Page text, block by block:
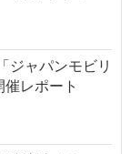
ジャパンモビリ
レポート